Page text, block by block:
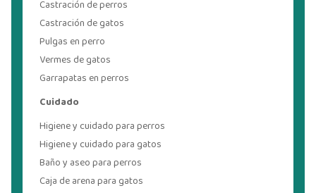
Castración de perros
Castración de gatos
Pulgas en perro
Vermes de gatos
Garrapatas en perros
Cuidado
Higiene y cuidado para perros
Higiene y cuidado para gatos
Baño y aseo para perros
Caja de arena para gatos